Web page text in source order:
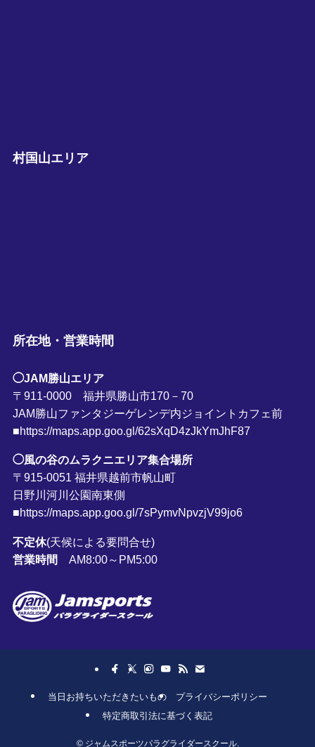
村国山エリア
所在地・営業時間
◯JAM勝山エリア
〒911-0000 福井県勝山市170－70
JAM勝山ファンタジーゲレンデ内ジョイントカフェ前
■https://maps.app.goo.gl/62sXqD4zJkYmJhF87
◯風の谷のムラクニエリア集合場所
〒915-0051 福井県越前市帆山町
日野川河川公園南東側
■https://maps.app.goo.gl/7sPymvNpvzjV99jo6
不定休(天候による要問合せ)
営業時間
AM8:00～PM5:00
当日お持ちいただきたいもの
プライバシーポリシー
特定商取引法に基づく表記
©ジャムスポーツパラグライダースクール.